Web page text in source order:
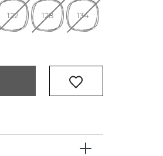
122 128 134